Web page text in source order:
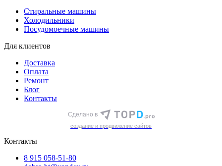
Стиральные машины
Холодильники
Посудомоечные машины
Для клиентов
Доставка
Оплата
Ремонт
Блог
Контакты
Сделано в
cоздание и продвижение сайтов
Контакты
8 915 058-51-80